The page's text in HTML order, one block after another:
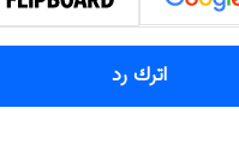
اترك رد